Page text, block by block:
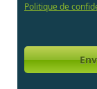
Politique de